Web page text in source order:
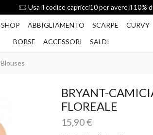
Spedizione Gratis per ordini
SHOP ABBIGLIAMENTO SCARPE
CURVY
BORSE
ACCESSORI SALDI
Blouses
BRYANT-
FLOREALE
15,90€